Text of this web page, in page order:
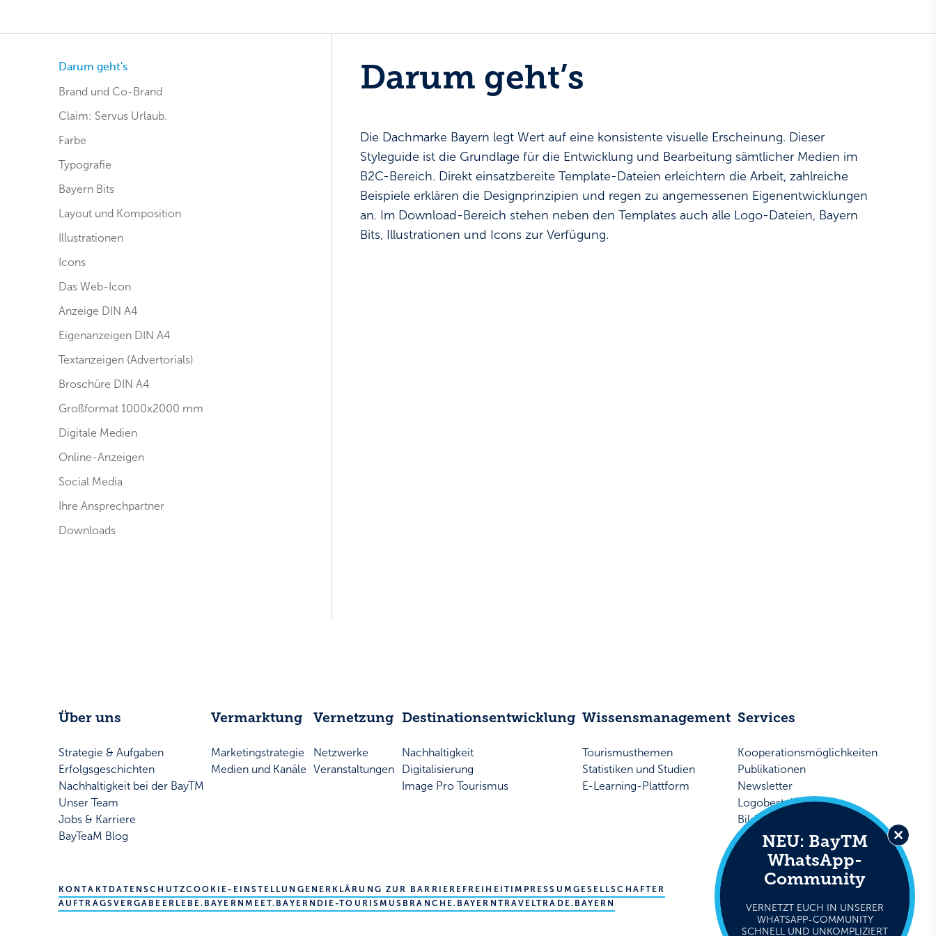
Darum geht's
Brand und Co-Brand
Claim: Servus Urlaub.
Farbe
Typografie
Bayern Bits
Layout und Komposition
Illustrationen
Icons
Das Web-Icon
Anzeige DIN A4
Eigenanzeigen DIN A4
Textanzeigen (Advertorials)
Broschüre DIN A4
Großformat 1000x2000 mm
Digitale Medien
Online-Anzeigen
Social Media
Ihre Ansprechpartner
Downloads
Darum geht’s
Die Dachmarke Bayern legt Wert auf eine konsistente visuelle Erscheinung. Dieser
Styleguide ist die Grundlage für die Entwicklung und Bearbeitung sämtlicher Medien im
B2C-Bereich. Direkt einsatzbereite Template-Dateien erleichtern die Arbeit, zahlreiche
Beispiele erklären die Designprinzipien und regen zu angemessenen Eigenentwicklungen
an. Im Download-Bereich stehen neben den Templates auch alle Logo-Dateien, Bayern
Bits, Illustrationen und Icons zur Verfügung.
Über uns
Strategie & Aufgaben
Erfolgsgeschichten
Nachhaltigkeit bei der BayTM
Unser Team
Jobs & Karriere
BayTeaM Blog
Vermarktung
Marketingstrategie
Medien und Kanäle
Vernetzung
Netzwerke
Veranstaltungen
Destinationsentwicklung
Nachhaltigkeit
Digitalisierung
Image Pro Tourismus
Wissensmanagement
Tourismusthemen
Statistiken und Studien
E-Learning-Plattform
Services
Kooperationsmöglichkeiten
Publikationen
Newsletter
Logobestellung
Bildarchiv
Presse
KONTAKT DATENSCHUTZCOOKIE-EINSTELLUNGEN ERKLÄRUNG ZUR BARRIEREFREIHEIT IMPRESSUM GESELLSCHAFTER
AUFTRAGSVERGABE ERLEBE.BAYERN MEET.BAYERN DIE-TOURISMUSBRANCHE.BAYERN TRAVELTRADE.BAYERN
LinkedInFacebook WhatsApp
© Bayern Tourismus Marketing GmbH
Close
this
NEU: BayTM
WhatsApp-
Community
VERNETZT EUCH IN UNSERER
WHATSAPP-COMMUNITY
SCHNELL UND UNKOMPLIZIERT